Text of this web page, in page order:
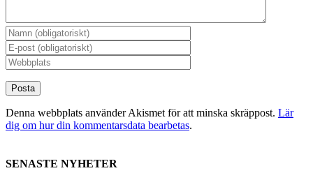
Denna webbplats använder Akismet för att minska skräppost. Lär
dig om hur din kommentarsdata bearbetas.
SENASTE NYHETER